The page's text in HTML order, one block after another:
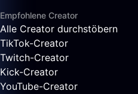
Empfohlene Creator
Alle Creator durchstöbern
TikTok-Creator
Twitch-Creator
Kick-Creator
YouTube-Creator